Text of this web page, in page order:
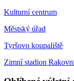
Kulturní centrum
Městský úřad
Tyršovo koupaliště
Zimní stadion